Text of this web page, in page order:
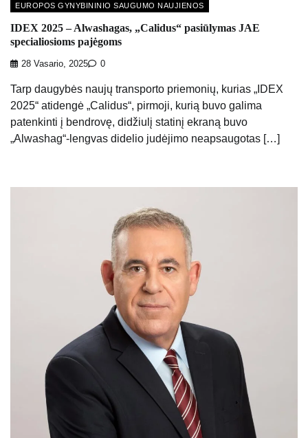
EUROPOS GYNYBININIO SAUGUMO NAUJIENOS
IDEX 2025 – Alwashagas, „Calidus“ pasiūlymas JAE
specialiosioms pajėgoms
28 Vasario, 2025 0
Tarp daugybės naujų transporto priemonių, kurias „IDEX
2025“ atidengė „Calidus“, pirmoji, kurią buvo galima
patenkinti į bendrovę, didžiulį statinį ekraną buvo
„Alwashag“-lengvas didelio judėjimo neapsaugotas […]